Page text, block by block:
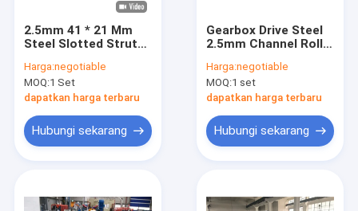
Produk
2.5mm 41 * 21 Mm
Steel Slotted Strut
Harga:negotiable
MOQ:1 Set
dapatkan harga terbaru
Hubungi sekarang
Gearbox Drive Steel
2.5mm Channel Roll
Harga:negotiable
MOQ:1 set
dapatkan harga terbaru
Hubungi sekarang